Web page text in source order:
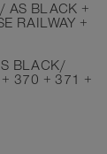
AS BLACK +
RAILWAY +
BLACK/
370 + 371 +